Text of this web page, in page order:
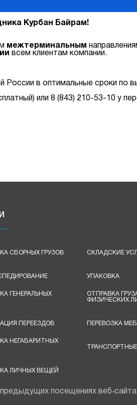
Курбан Байрам!
межтерминальным
всем клиентам компании.
России в оптимальные сроки по
или 8 (843) 210-53-10 у
СБОРНЫХ ГРУЗОВ
ГЕНЕРАЛЬНЫХ
ПЕРЕЕЗДОВ
НЕГАБАРИТНЫХ
ЛИЧНЫХ ВЕЩЕЙ
СКЛАДСКИЕ
УПАКОВКА
ОТПРАВКА
ФИЗИЧЕСКИХ
ПЕРЕВОЗКА
посещениях